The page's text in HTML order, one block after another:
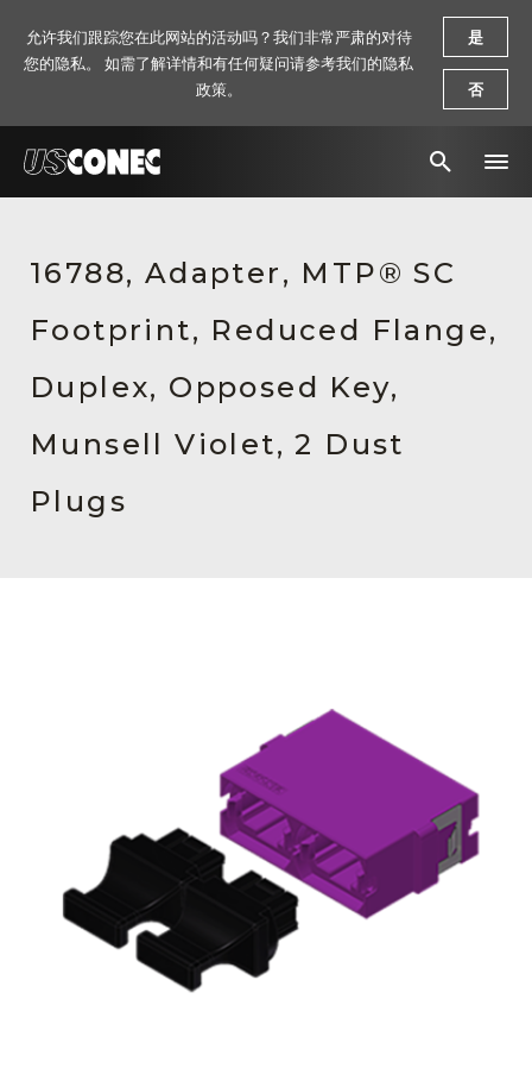
解决方案
产品
资源
关于我们
16788, Adapter, MTP® SC
Footprint, Reduced Flange,
Duplex, Opposed Key,
Munsell Violet, 2 Dust
Plugs
允许我们跟踪您在此网站的活动吗？我们非常严肃的对待
您的隐私。 如需了解详情和有任何疑问请参考我们的隐私
政策。
是
否